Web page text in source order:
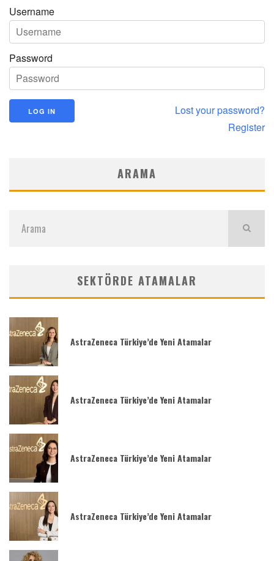
Username
Password
Lost your password?
Register
ARAMA
SEKTÖRDE ATAMALAR
AstraZeneca Türkiye’de Yeni Atamalar
AstraZeneca Türkiye’de Yeni Atamalar
AstraZeneca Türkiye’de Yeni Atamalar
AstraZeneca Türkiye’de Yeni Atamalar